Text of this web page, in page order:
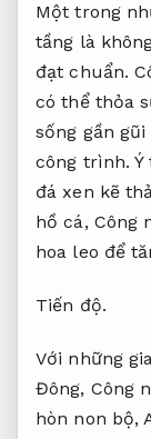
Một trong
tầng là
đạt chuẩn.
có thể thỏa
sống gần
công trình.
đá xen kẽ
hồ cá, Công
hoa leo để
Tiến độ.
Với những
Đông, Công
hòn non bộ,